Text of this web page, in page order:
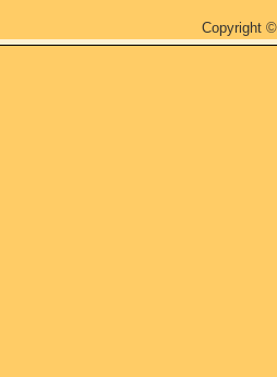
Copyright